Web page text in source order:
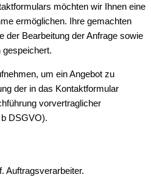
möchten wir Ihnen eine
ermöglichen. Ihre gemachten
der Bearbeitung der Anfrage sowie
um ein Angebot zu
der in das Kontaktformular
vorvertraglicher
DSGVO).
Auftragsverarbeiter.